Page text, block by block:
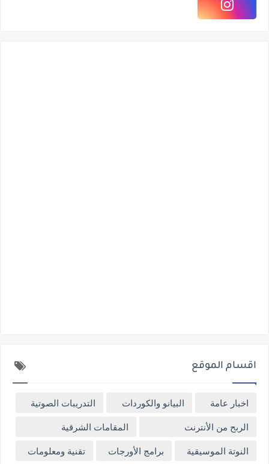
اقسام الموقع
اخبار عامة البيانو والكوردات
التدريبات الصوتية
الربح من الأنترنت
المقامات الشرقية
النوتة الموسيقية
برامج الأورجات
تقنية ومعلومات